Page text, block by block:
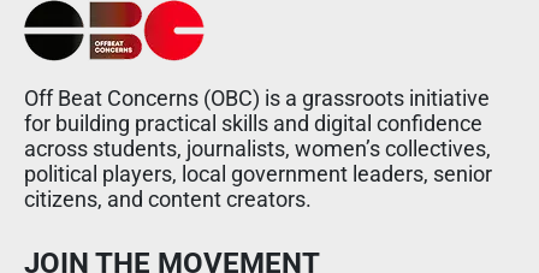
Off Beat Concerns (OBC) is a grassroots initiative
for building practical skills and digital confidence
across students, journalists, women’s collectives,
political players, local government leaders, senior
citizens, and content creators.
JOIN THE MOVEMENT